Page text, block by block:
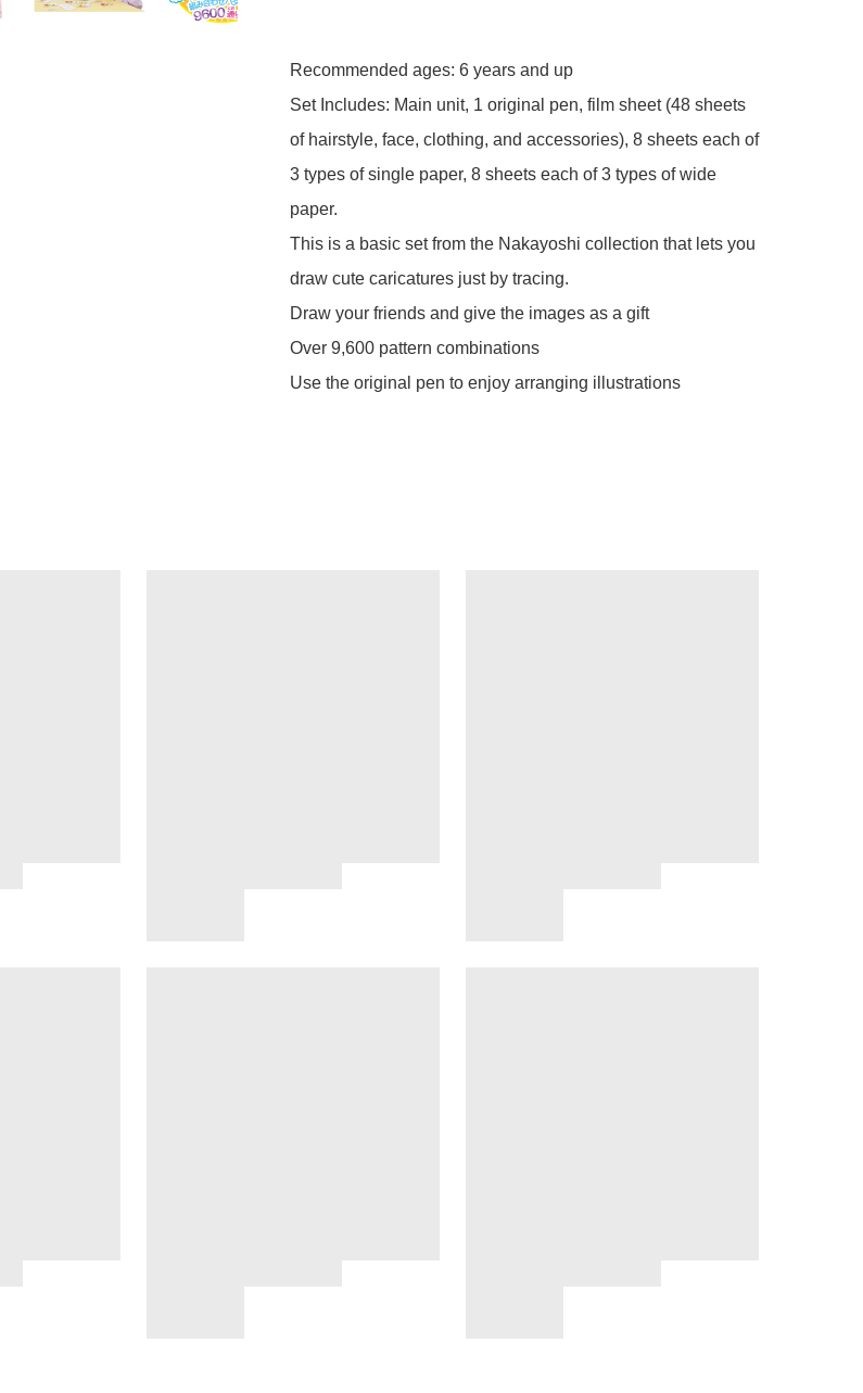
Recommended ages: 6 years and up
Set Includes: Main unit, 1 original pen, film sheet (48 sheets
of hairstyle, face, clothing, and accessories), 8 sheets each of
3 types of single paper, 8 sheets each of 3 types of wide
paper.
This is a basic set from the Nakayoshi collection that lets you
draw cute caricatures just by tracing.
Draw your friends and give the images as a gift
Over 9,600 pattern combinations
Use the original pen to enjoy arranging illustrations